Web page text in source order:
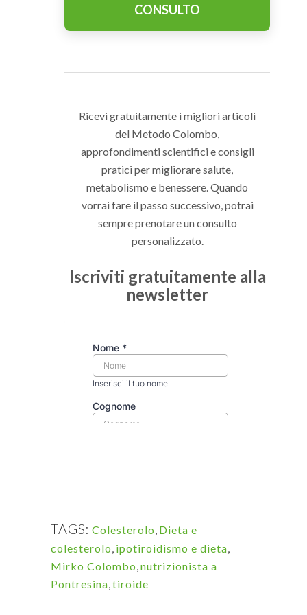
CONSULTO
Ricevi gratuitamente i migliori articoli
del Metodo Colombo,
approfondimenti scientifici e consigli
pratici per migliorare salute,
metabolismo e benessere. Quando
vorrai fare il passo successivo, potrai
sempre prenotare un consulto
personalizzato.
Iscriviti gratuitamente alla
newsletter
TAGS: Colesterolo Dieta e
colesterolo ipotiroidismo e dieta
Mirko Colombo nutrizionista a
Pontresina tiroide